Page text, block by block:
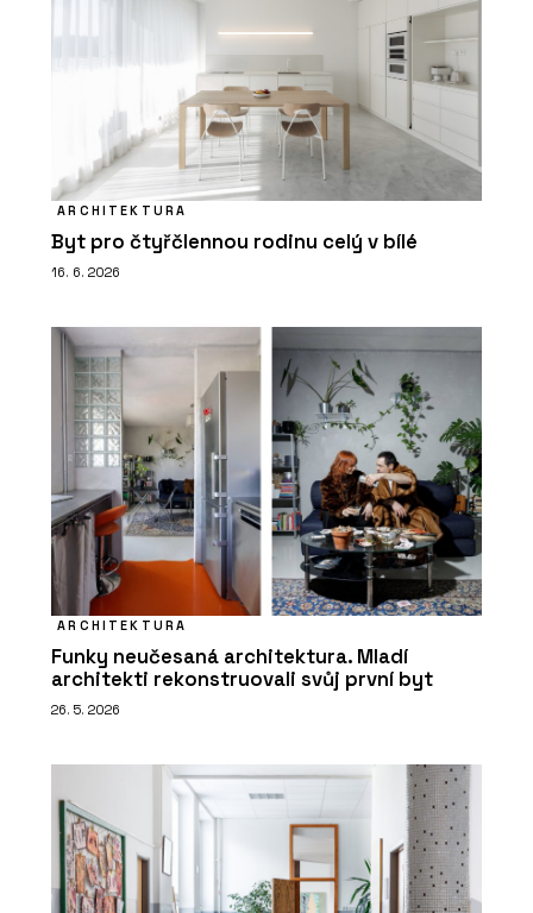
ARCHITEKTURA
Byt pro čtyřčlennou rodinu celý v bílé
16. 6. 2026
ARCHITEKTURA
Funky neučesaná architektura. Mladí
architekti rekonstruovali svůj první byt
26. 5. 2026